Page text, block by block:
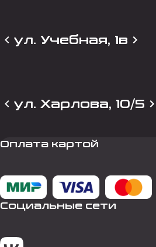
ул. Учебная, 1в
ул. Харлова, 10/5
Оплата картой
Социальные сети